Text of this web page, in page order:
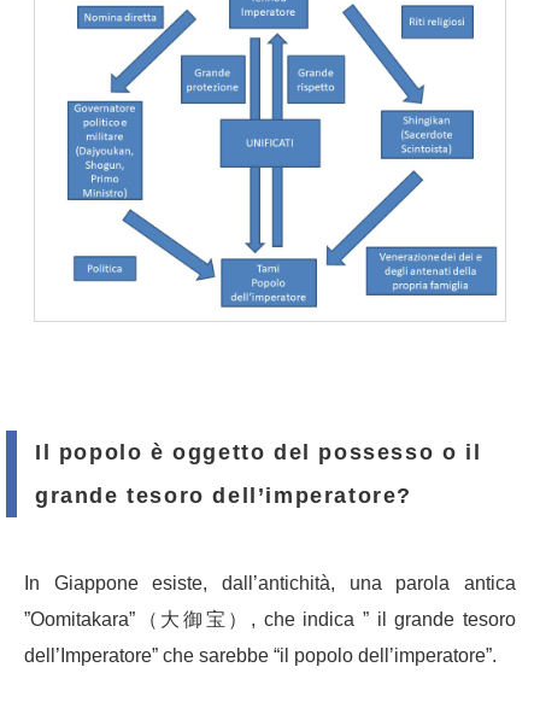
Il popolo è oggetto del possesso o il
grande tesoro dell’imperatore?
In Giappone esiste, dall’antichità, una parola antica
”Oomitakara”（大御宝）, che indica ” il grande tesoro
dell’Imperatore” che sarebbe “il popolo dell’imperatore”.